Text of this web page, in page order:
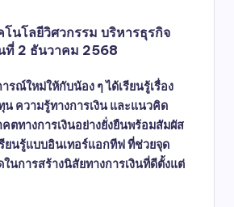
โนโลยีวิศวกรรม บริหารธุรกิจ
ที่ 2 ธันวาคม 2568
ณ์ใหม่ให้กับน้อง ๆ ได้เรียนรู้เรื่อง
น ความรู้ทางการเงิน และแนวคิด
ตทางการเงินอย่างยั่งยืนพร้อมสัมผัส
ยนรู้แบบอินเทอร์แอกทีฟ ที่ช่วยจุด
นการสร้างนิสัยทางการเงินที่ดีตั้งแต่